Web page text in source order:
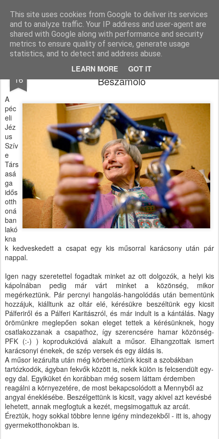
This site uses cookies from Google to deliver its services
and to analyze traffic. Your IP address and user-agent are
shared with Google along with performance and security
metrics to ensure quality of service, generate usage
statistics, and to detect and address abuse.
LEARN MORE GOT IT
Pálferi Karitász Abból a mindenkiben élő mély érzésből alakultunk meg, hogy másoknak segíteni és adni öröm. De együtt, közösségben még inkább.
Pages
16
Karácsonyi kántálás egy idősotthonban |
Beszámoló
A
péc
eli
Jéz
us
Szív
e
Társ
asá
ga
idős
otth
oná
ban
lakó
kna
k kedveskedett a csapat egy kis műsorral karácsony után pár
nappal.
Igen nagy szeretettel fogadtak minket az ott dolgozók, a helyi kis
kápolnában pedig már várt minket a közönség, mikor
megérkeztünk. Pár percnyi hangolás-hangolódás után bementünk
hozzájuk, kiálltunk az oltár elé, kérésükre beszéltünk egy kicsit
Pálferiről és a Pálferi Karitászról, és már indult is a kántálás. Nagy
örömünkre meglepően sokan eleget tettek a kérésünknek, hogy
csatlakozzanak a csapathoz, így szerencsére hamar közönség-
PFK (:-) ) koprodukcióvá alakult a műsor. Elhangzottak ismert
karácsonyi énekek, de szép versek és egy áldás is.
A műsor lezárulta után még körbenéztünk kicsit a szobákban
tartózkodók, ágyban fekvők között is, nekik külön is felcsendült egy-
egy dal. Egyiküket én korábban még sosem láttam érdemben
reagálni a környezetére, de most bekapcsolódott a Mennyből az
angyal éneklésébe. Beszélgettünk is kicsit, vagy akivel azt kevésbé
lehetett, annak megfogtuk a kezét, megsimogattuk az arcát.
Éreztük, hogy sokkal többre lenne igény mindezekből - itt is, ahogy
gyermekotthonokban is.